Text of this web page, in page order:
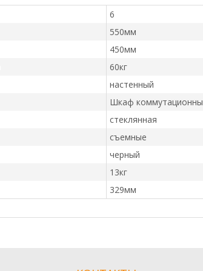
6
550мм
450мм
60кг
настенный
Шкаф
стеклянная
съемные
черный
13кг
329мм